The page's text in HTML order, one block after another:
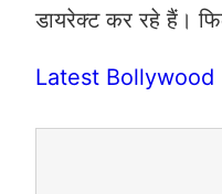
डायरेक्ट कर रहे हैं।
Latest Bollywood